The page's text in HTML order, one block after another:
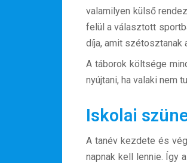
valamilyen külső
felül a választott
díja, amit szétosztanak
A táborok költsége
nyújtani, ha valaki nem
Iskolai
A tanév kezdete és
napnak kell lennie. Így